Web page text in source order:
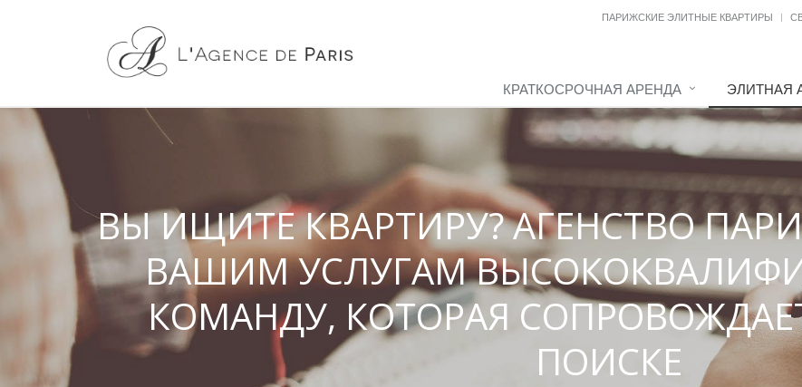
ПАРИЖСКИЕ ЭЛИТНЫЕ КВАРТИРЫ
КРАТКОСРОЧНАЯ АРЕНДА ЭЛИТНАЯ
ВЫ ИЩИТЕ КВАРТИРУ? АГЕНСТВО
ВАШИМ УСЛУГАМ
КОМАНДУ, КОТОРАЯ
ПОИСКЕ